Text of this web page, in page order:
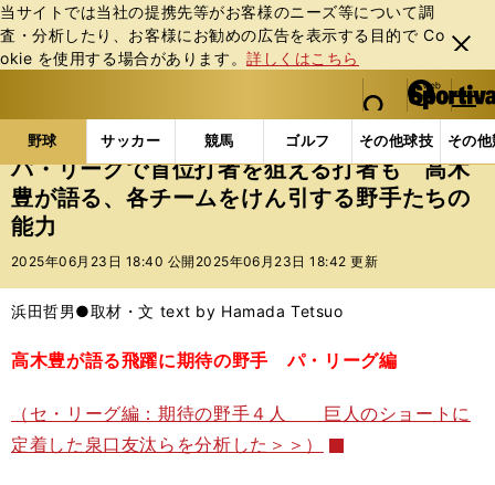
当サイトでは当社の提携先等がお客様のニーズ等について調
査・分析したり、お客様にお勧めの広告を表⽰する⽬的で Co
okie を使⽤する場合があります。詳しくはこちら
閉じ
る
web Sportiva (webスポルティーバ)
検索
マイペ
ー
ジ
メニュ
野球 サッカー 競馬 ゴルフ その他球技 その
b
ス
ポ
ル
テ
ー
バ
野球の記事一覧 プロ野球 パ・リーグで首位打者を
パ・リーグで首位打者を狙える打者も 高木
豊が語る、各チームをけん引する野手たちの
能力
2025年06月23日 18:40 公開 2025年06月23日 18:42 更新
浜田哲男●取材・文 text by Hamada Tetsuo
高木豊が語る飛躍に期待の野手 パ・リーグ編
（セ・リーグ編：期待の野手４人 巨人のショートに
定着した泉口友汰らを分析した＞＞）